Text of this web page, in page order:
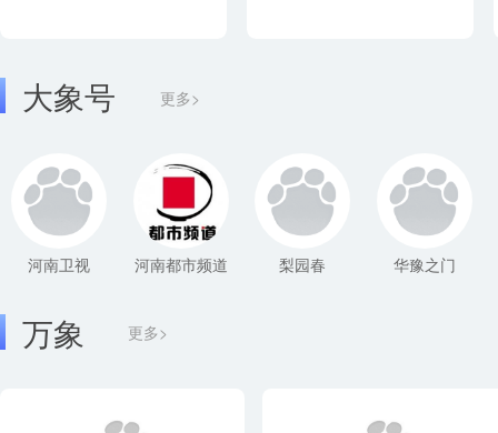
大象号 更多>
河南卫视 河南都市频道 梨园春 华豫之门
更多>
万象